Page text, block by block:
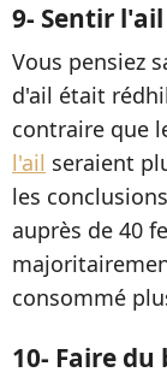
9- Sentir l'ail
Vous pensiez
d'ail était
contraire que
l'ail seraient
les
auprès de 40
consommé
10- Faire